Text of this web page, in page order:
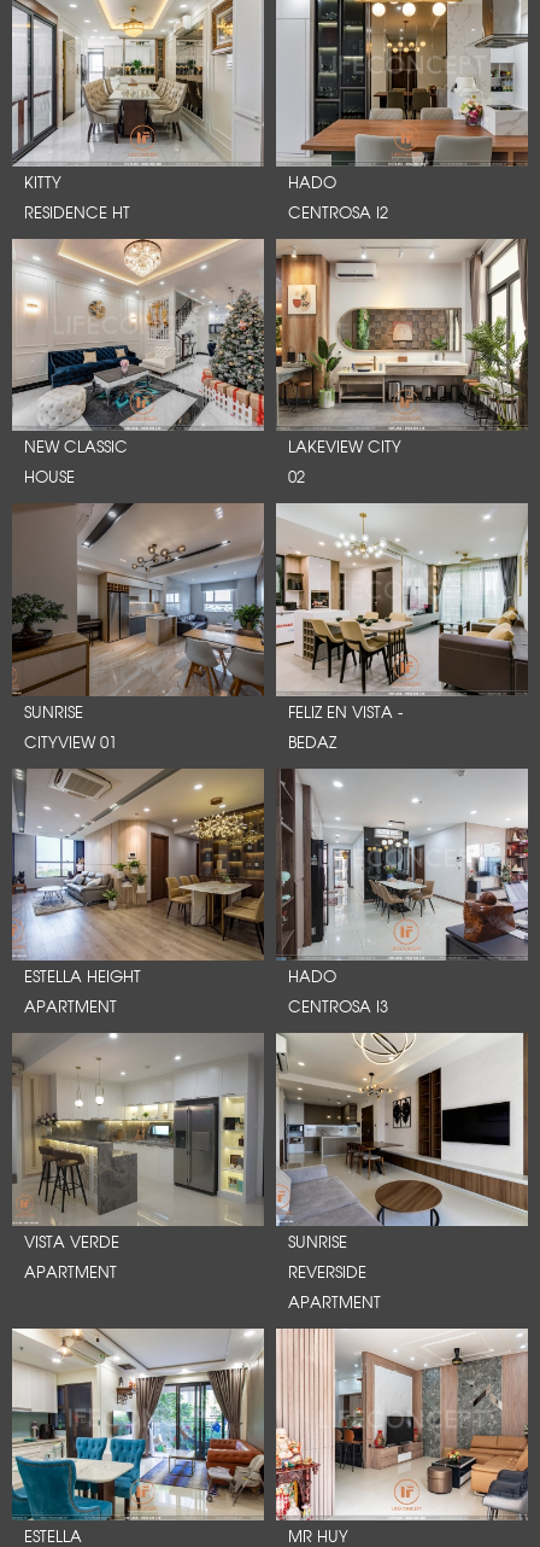
KITTY
RESIDENCE HT
HADO
CENTROSA I2
NEW CLASSIC
HOUSE
LAKEVIEW CITY
02
SUNRISE
CITYVIEW 01
FELIZ EN VISTA -
BEDAZ
ESTELLA HEIGHT
APARTMENT
HADO
CENTROSA I3
VISTA VERDE
APARTMENT
SUNRISE
REVERSIDE
APARTMENT
ESTELLA
MR HUY